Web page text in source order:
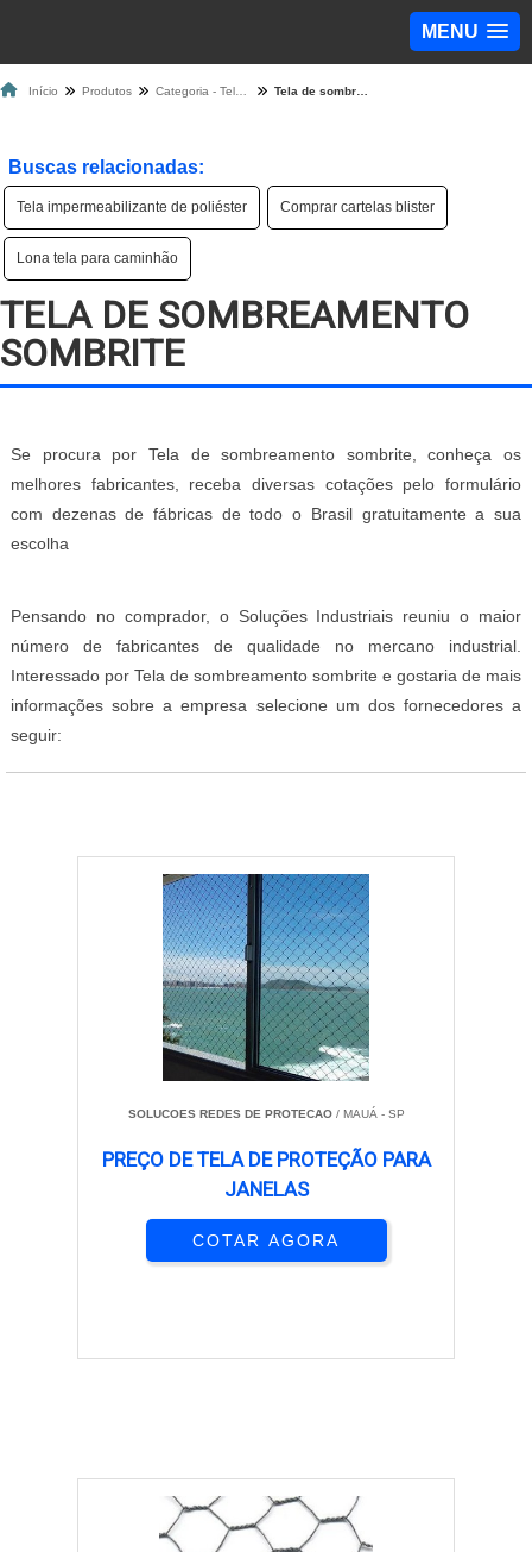
MENU
Início Produtos
Buscas relacionadas:
Tela impermeabilizante de poliéster Comprar cartelas blister
Lona tela para caminhão
TELA DE SOMBREAMENTO
SOMBRITE
Se procura por Tela de sombreamento sombrite, conheça os
melhores fabricantes, receba diversas cotações pelo formulário
com dezenas de fábricas de todo o Brasil gratuitamente a sua
escolha
Pensando no comprador, o Soluções Industriais reuniu o maior
número de fabricantes de qualidade no mercano industrial.
Interessado por Tela de sombreamento sombrite e gostaria de mais
informações sobre a empresa selecione um dos fornecedores a
seguir:
SOLUCOES REDES DE PROTECAO/ MAUÁ - SP
PREÇO DE TELA DE PROTEÇÃO PARA
JANELAS
COTAR AGORA